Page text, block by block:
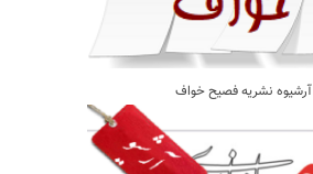
آرشیوه نشریه فصیح خواف